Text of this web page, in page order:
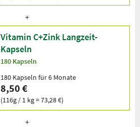
Vitamin C+Zink Langzeit-
Kapseln
180 Kapseln
180 Kapseln für 6 Monate
8,50 €
(116g / 1 kg = 73,28 €)